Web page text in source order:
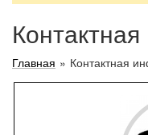
Главная » Контактная